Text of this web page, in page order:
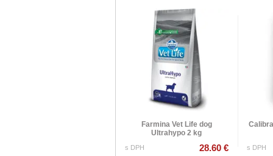
Farmina Vet Life dog
Ultrahypo 2 kg
s DPH 28.60 € s DPH